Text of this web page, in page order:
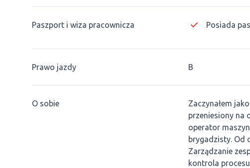
Paszport i wiza pracownicza Posiada
Prawo jazdy B
O sobie
Zaczynałem
przeniesiony na
operator
brygadzisty. Od
Zarządzanie
kontrola